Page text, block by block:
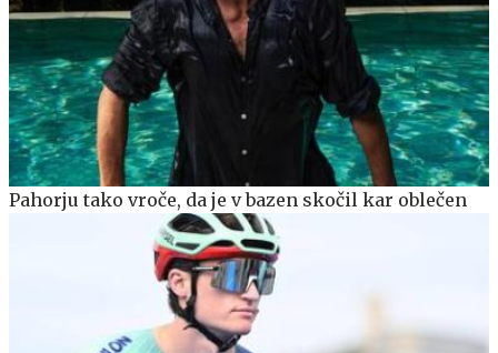
Pahorju tako vroče, da je v bazen skočil kar oblečen